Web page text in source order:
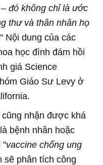
đó không chỉ là ước
thư và thân nhân họ
" Nội dung của các
học đình đám hồi
giá Science
Giáo Sư Levy ở
nhận được khá
bệnh nhân hoặc
"vaccine chống ung
sẽ phân tích công